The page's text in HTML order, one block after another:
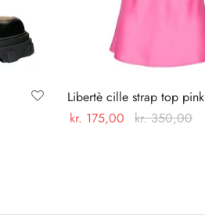
Libertè cille strap top pink
kr. 175,00 kr.350,00